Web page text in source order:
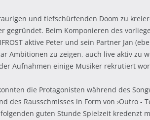
und tiefschürfenden Doom zu
gegründet. Beim Komponieren des
aktive Peter und sein Partner Jan
Ambitionen zu zeigen, auch live aktiv zu
der Aufnahmen einige Musiker rekrutiert
die Protagonisten während des
des Rausschmisses in Form von ›Outro
guten Stunde Spielzeit kredenzt